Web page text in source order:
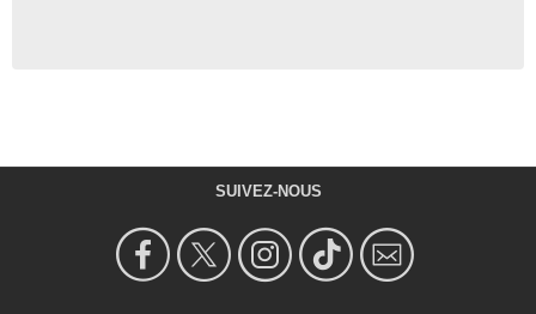
SUIVEZ-NOUS